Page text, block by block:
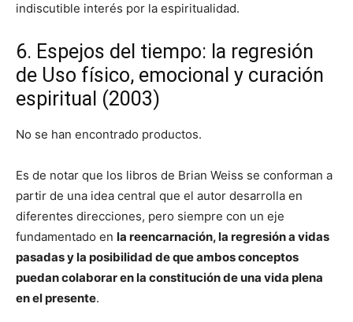
indiscutible interés por la espiritualidad.
6. Espejos del tiempo: la regresión
de Uso físico, emocional y curación
espiritual (2003)
No se han encontrado productos.
Es de notar que los libros de Brian Weiss se conforman a
partir de una idea central que el autor desarrolla en
diferentes direcciones, pero siempre con un eje
fundamentado en la reencarnación, la regresión a vidas
pasadas y la posibilidad de que ambos conceptos
puedan colaborar en la constitución de una vida plena
en el presente.